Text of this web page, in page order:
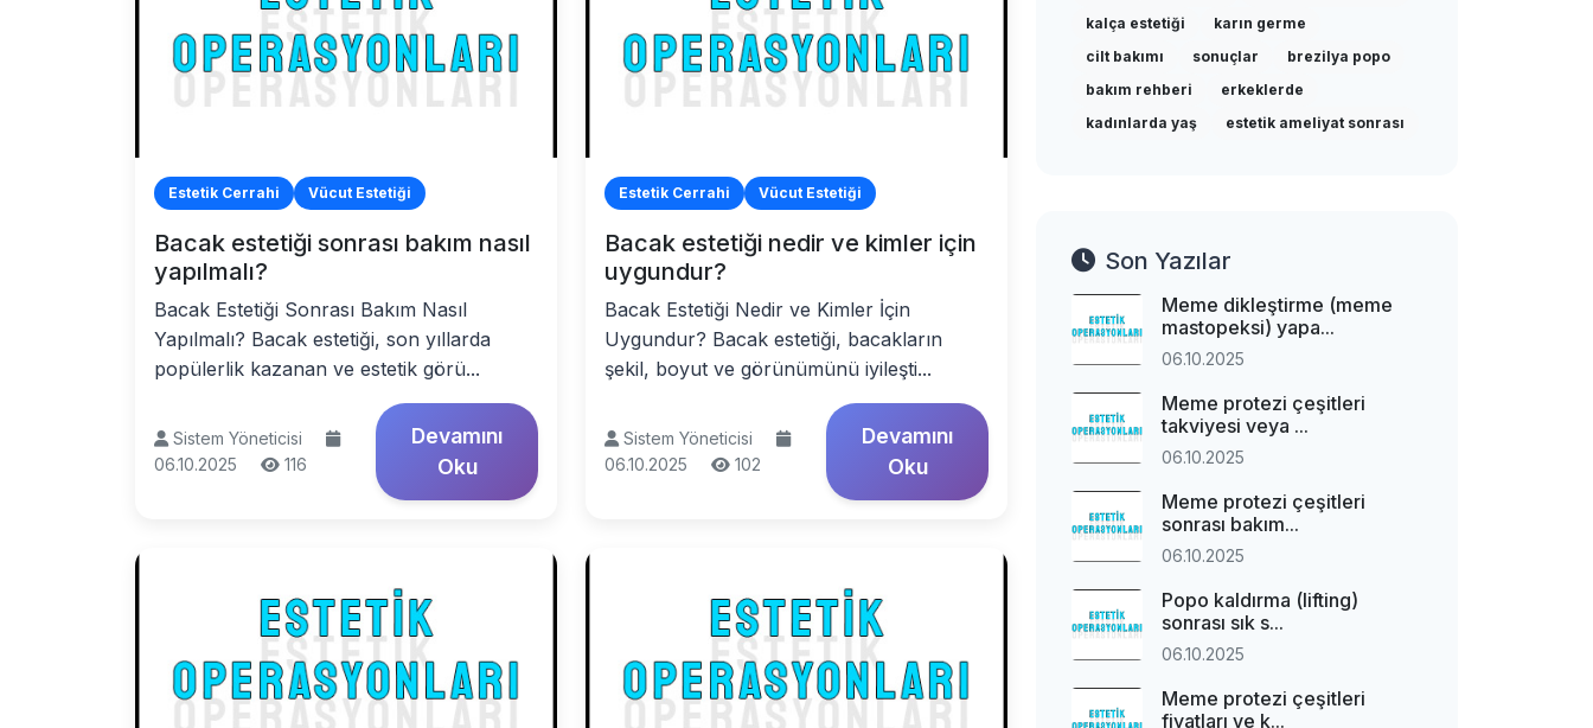
Estetik Cerrahi Vücut Estetiği
Bacak estetiği sonrası bakım nasıl
yapılmalı?
Bacak Estetiği Sonrası Bakım Nasıl
Yapılmalı? Bacak estetiği, son yıllarda
popülerlik kazanan ve estetik görü...
Sistem Yöneticisi
06.10.2025
116
Devamını
Oku
Estetik Cerrahi Vücut Estetiği
Bacak estetiği nedir ve kimler için
uygundur?
Bacak Estetiği Nedir ve Kimler İçin
Uygundur? Bacak estetiği, bacakların
şekil, boyut ve görünümünü iyileşti...
Sistem Yöneticisi
06.10.2025
102
Devamını
Oku
kalça estetiği
karın germe
cilt bakımı
sonuçlar
brezilya popo
bakım rehberi
erkeklerde
kadınlarda yaş
estetik ameliyat sonrası
Son Yazılar
Meme dikleştirme (meme
mastopeksi) yapa...
06.10.2025
Meme protezi çeşitleri
takviyesi veya ...
06.10.2025
Meme protezi çeşitleri
sonrası bakım...
06.10.2025
Popo kaldırma (lifting)
sonrası sık s...
06.10.2025
Meme protezi çeşitleri
fiyatları ve k...